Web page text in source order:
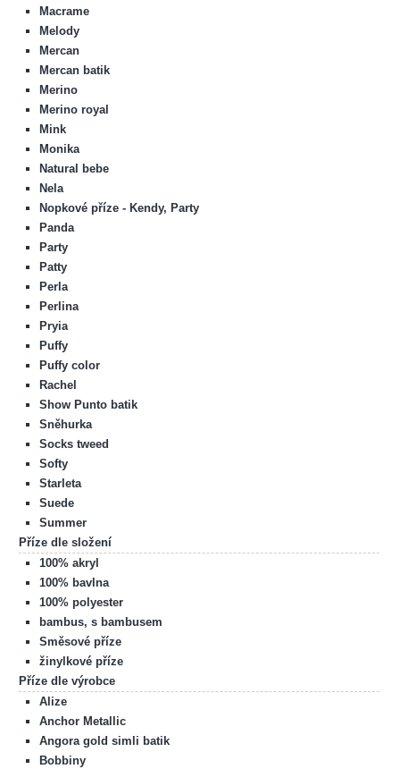
Macrame
Melody
Mercan
Mercan batik
Merino
Merino royal
Mink
Monika
Natural bebe
Nela
Nopkové příze - Kendy, Party
Panda
Party
Patty
Perla
Perlina
Pryia
Puffy
Puffy color
Rachel
Show Punto batik
Sněhurka
Socks tweed
Softy
Starleta
Suede
Summer
Příze dle složení
100% akryl
100% bavlna
100% polyester
bambus, s bambusem
Směsové příze
žinylkové příze
Příze dle výrobce
Alize
Anchor Metallic
Angora gold simli batik
Bobbiny